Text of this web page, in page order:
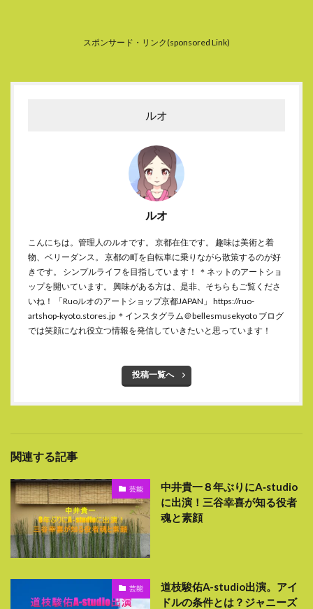
スポンサード・リンク(sponsored Link)
ルオ
ルオ
こんにちは。管理人のルオです。 京都在住です。 趣味は美術と着
物、ベリーダンス。 京都の町を自転車に乗りながら散策するのが好
きです。 シンプルライフを目指しています！ ＊ネットのアートショ
ップを開いています。 興味がある方は、是非、そちらもご覧くださ
いね！ 「Ruoルオのアートショップ京都JAPAN」 https://ruo-
artshop-kyoto.stores.jp ＊インスタグラム＠bellesmusekyoto ブログ
では笑顔になれ役立つ情報を発信していきたいと思っています！
投稿一覧へ
関連する記事
芸能
中井貴一８年ぶりにA‐studio
に出演！三谷幸喜が知る役者
魂と素顔
芸能
道枝駿佑A-studio出演。アイ
ドルの条件とは？ジャニーズ